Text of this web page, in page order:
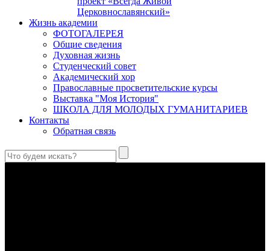
Церковнославянский»
Жизнь академии
ФОТОГАЛЕРЕЯ
Общие сведения
Духовная жизнь
Студенческий совет
Академический хор
Православные просветительские курсы
Выставка "Моя История"
ШКОЛА ДЛЯ МОЛОДЫХ ГУМАНИТАРИЕВ
Контакты
Обратная связь